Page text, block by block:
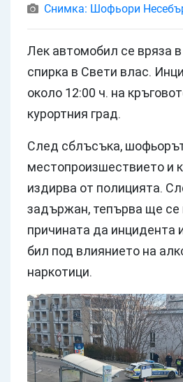
Снимка: Шофьори
Лек автомобил се вряза
спирка в Свети влас.
около 12:00 ч. на
курортния град.
След сблъсъка,
местопроизшествието и
издирва от полицията.
задържан, тепърва ще се
причината да инцидента
бил под влиянието на
наркотици.